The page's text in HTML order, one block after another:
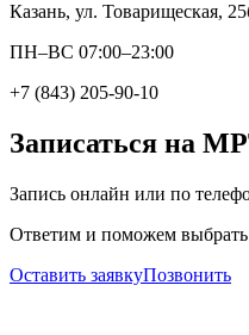
Казань, ул. Товарищеская,
ПН–ВС 07:00–23:00
+7 (843) 205-90-10
Записаться на
Запись онлайн или по
Ответим и поможем выбрать
Оставить заявкуПозвонить